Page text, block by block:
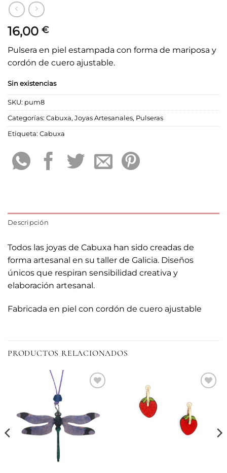
16,00 €
Pulsera en piel estampada con forma de mariposa y
cordón de cuero ajustable.
Sin existencias
SKU: pum8
Categorías: Cabuxa, Joyas Artesanales, Pulseras
Etiqueta: Cabuxa
Descripción
Todos las joyas de Cabuxa han sido creadas de
forma artesanal en su taller de Galicia. Diseños
únicos que respiran sensibilidad creativa y
elaboración artesanal.
Fabricada en piel con cordón de cuero ajustable
PRODUCTOS RELACIONADOS
deseos
deseos